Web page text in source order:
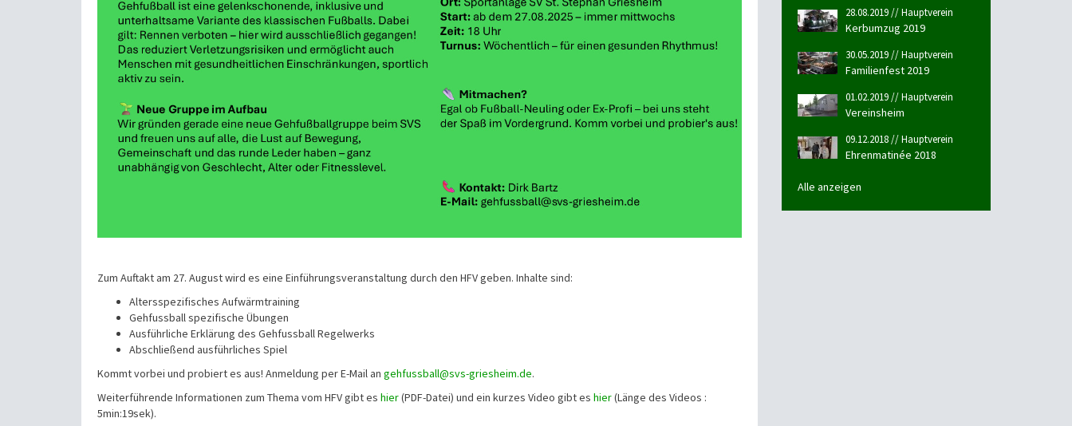
Zum Auftakt am 27. August wird es eine Einführungsveranstaltung durch den HFV geben. Inhalte sind:
Altersspezifisches Aufwärmtraining
Gehfussball spezifische Übungen
Ausführliche Erklärung des Gehfussball Regelwerks
Abschließend ausführliches Spiel
Kommt vorbei und probiert es aus! Anmeldung per E-Mail an gehfussball@svs-griesheim.de.
Weiterführende Informationen zum Thema vom HFV gibt es hier(PDF-Datei) und ein kurzes Video gibt es hier(Länge des Videos :
5min:19sek).
28.08.2019 // Hauptverein
Kerbumzug 2019
30.05.2019 // Hauptverein
Familienfest 2019
01.02.2019 // Hauptverein
Vereinsheim
09.12.2018 // Hauptverein
Ehrenmatinée 2018
Alle anzeigen